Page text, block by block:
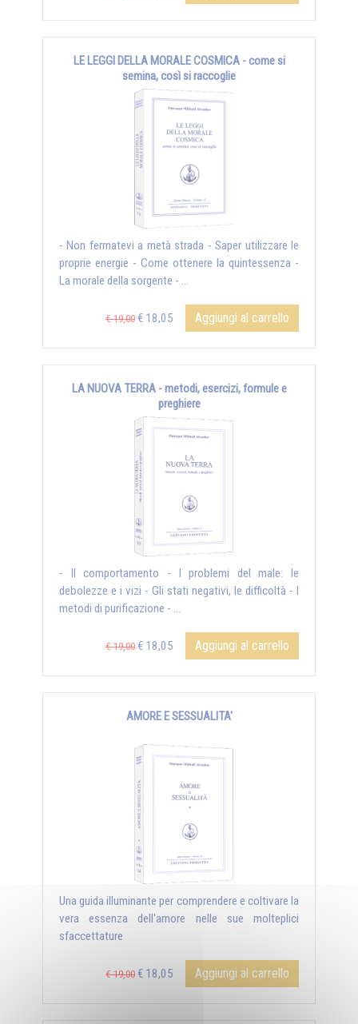
LE LEGGI DELLA MORALE COSMICA - come si
semina, così si raccoglie
- Non fermatevi a metà strada - Saper utilizzare le
proprie energie - Come ottenere la quintessenza -
La morale della sorgente - ...
€ 19,00 € 18,05 Aggiungi al carrello
LA NUOVA TERRA - metodi, esercizi, formule e
preghiere
- Il comportamento - I problemi del male: le
debolezze e i vizi - Gli stati negativi, le difficoltà - I
metodi di purificazione - ...
€ 19,00 € 18,05 Aggiungi al carrello
AMORE E SESSUALITA'
Una guida illuminante per comprendere e coltivare la
vera essenza dell'amore nelle sue molteplici
sfaccettature
€ 19,00 € 18,05 Aggiungi al carrello